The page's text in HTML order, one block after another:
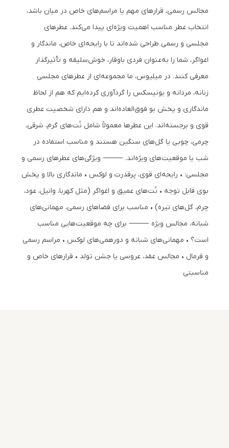
مجالس رسمی، قرارهای مهم یا مراسم‌های خاص در میان باشد،
انتخاب عطر مناسب اهمیت ویژه‌ای پیدا می‌کند. عطرهای
مجلسی و رسمی طراحی شده‌اند تا با رایحه‌ای خاص، ماندگار و
اغواگر، شما را به‌عنوان فردی باوقار، خوش‌سلیقه و تأثیرگذار
معرفی کنند. در میلیوس، ما مجموعه‌ای از عطرهای مجلسی
زنانه، مردانه و یونیسکس را گردآوری کرده‌ایم که هم از لحاظ
ماندگاری و پخش بو فوق‌العاده‌اند و هم دارای شخصیت عطری
قوی و برجسته‌اند. این عطرها معمولاً شامل نُت‌های گرم، شرقی،
چرمی، چوبی یا گل‌های سنگین هستند و مناسب استفاده در
شب یا موقعیت‌های ویژه‌اند. ⸻ ویژگی‌های عطرهای رسمی و
مجلسی: • رایحه‌ای قوی، پرقدرت و لوکس • ماندگاری بالا و پخش
بوی قابل توجه • نُت‌های عمیق و اغواگر (مثل کهربا، وانیل، عود،
چرم، گل‌های تیره) • مناسب برای فضاهای رسمی، مهمانی‌های
شبانه، مجالس ویژه ⸻ برای چه موقعیت‌هایی مناسب
است؟ • مهمانی‌های شبانه و دورهمی‌های لوکس • مراسم رسمی
و فرمال • مجالس عقد، عروسی یا جشن تولد • قرارهای خاص و
مناسبتی